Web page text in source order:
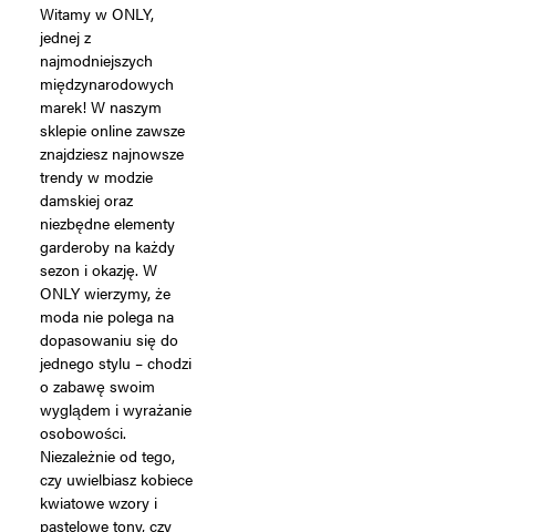
Witamy w ONLY,
jednej z
najmodniejszych
międzynarodowych
marek! W naszym
sklepie online zawsze
znajdziesz najnowsze
trendy w modzie
damskiej oraz
niezbędne elementy
garderoby na każdy
sezon i okazję. W
ONLY wierzymy, że
moda nie polega na
dopasowaniu się do
jednego stylu – chodzi
o zabawę swoim
wyglądem i wyrażanie
osobowości.
Niezależnie od tego,
czy uwielbiasz kobiece
kwiatowe wzory i
pastelowe tony, czy